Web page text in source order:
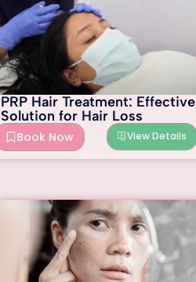
PRP Hair Treatment: Effective
Solution for Hair Loss
Book Now View Details